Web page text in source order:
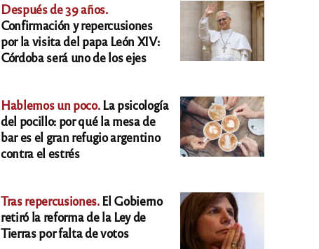
Después de 39 años.
Confirmación y repercusiones
por la visita del papa León XIV:
Córdoba será uno de los ejes
Hablemos un poco.La psicología
del pocillo: por qué la mesa de
bar es el gran refugio argentino
contra el estrés
Tras repercusiones.El Gobierno
retiró la reforma de la Ley de
Tierras por falta de votos